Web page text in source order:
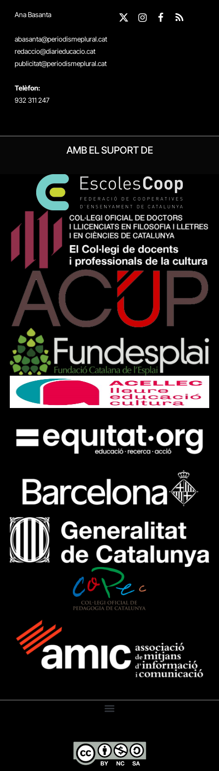
Ana Basanta
abasanta@periodismeplural.cat
redaccio@diarieducacio.cat
publicitat@periodismeplural.cat
Telèfon:
932 311 247
X
Instagram
Facebook
RSS
AMB EL SUPORT DE